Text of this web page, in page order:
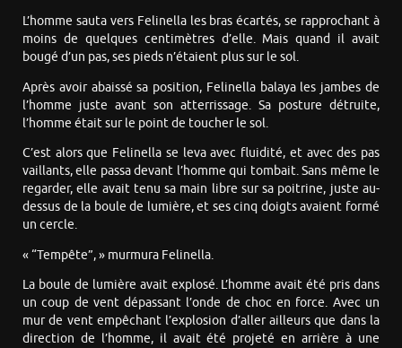
L’homme sauta vers Felinella les bras écartés, se rapprochant à
moins de quelques centimètres d’elle. Mais quand il avait
bougé d’un pas, ses pieds n’étaient plus sur le sol.
Après avoir abaissé sa position, Felinella balaya les jambes de
l’homme juste avant son atterrissage. Sa posture détruite,
l’homme était sur le point de toucher le sol.
C’est alors que Felinella se leva avec fluidité, et avec des pas
vaillants, elle passa devant l’homme qui tombait. Sans même le
regarder, elle avait tenu sa main libre sur sa poitrine, juste au-
dessus de la boule de lumière, et ses cinq doigts avaient formé
un cercle.
« “Tempête”, » murmura Felinella.
La boule de lumière avait explosé. L’homme avait été pris dans
un coup de vent dépassant l’onde de choc en force. Avec un
mur de vent empêchant l’explosion d’aller ailleurs que dans la
direction de l’homme, il avait été projeté en arrière à une